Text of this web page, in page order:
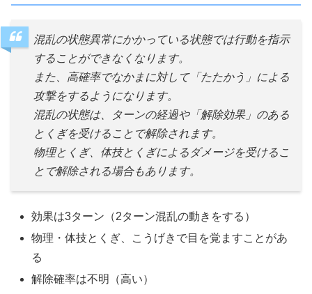
混乱の状態異常にかかっている状態では行動を指示
することができなくなります。
また、高確率でなかまに対して「たたかう」による
攻撃をするようになります。
混乱の状態は、ターンの経過や「解除効果」のある
とくぎを受けることで解除されます。
物理とくぎ、体技とくぎによるダメージを受けるこ
とで解除される場合もあります。
効果は3ターン（2ターン混乱の動きをする）
物理・体技とくぎ、こうげきで目を覚ますことがあ
る
解除確率は不明（高い）